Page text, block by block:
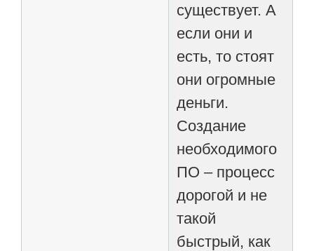
существует. А
если они и
есть, то стоят
они огромные
деньги.
Создание
необходимого
ПО – процесс
дорогой и не
такой
быстрый, как